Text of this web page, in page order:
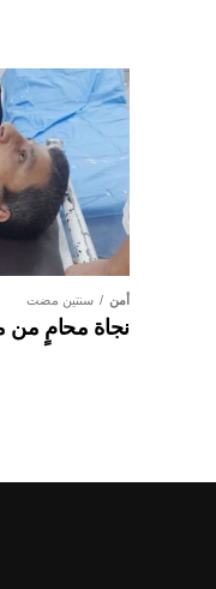
أمن سنتين مضت
نجاة محامٍ من